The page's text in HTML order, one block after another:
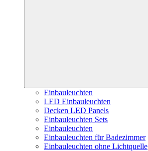
Einbauleuchten
LED Einbauleuchten
Decken LED Panels
Einbauleuchten Sets
Einbauleuchten
Einbauleuchten für Badezimmer
Einbauleuchten ohne Lichtquelle